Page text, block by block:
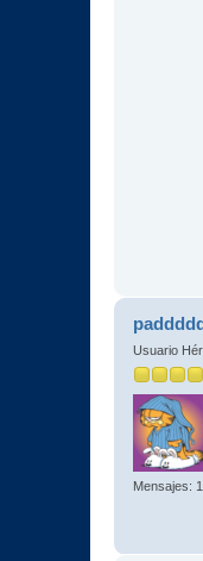
Usuario
Mensajes: